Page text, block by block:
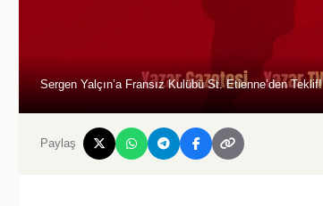
Sergen Yalçın’a Fransız Kulübü St. Etienne’den Teklif!
Paylaş